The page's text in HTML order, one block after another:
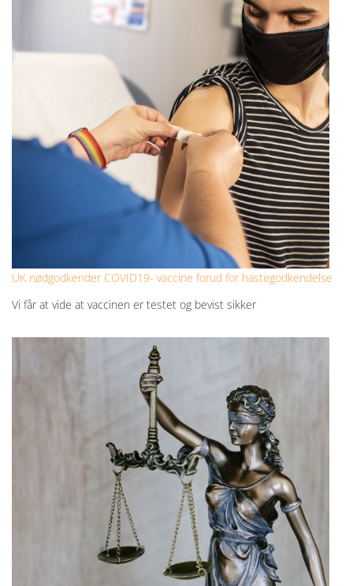
UK nødgodkender COVID19- vaccine forud for hastegodkendelse
Vi får at vide at vaccinen er testet og bevist sikker